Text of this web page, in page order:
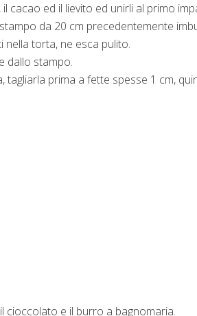
cacao ed il lievito ed unirli al primo
da 20 cm precedentemente
torta, ne esca pulito.
dallo stampo.
prima a fette spesse 1 cm,
cioccolato e il burro a bagnomaria.